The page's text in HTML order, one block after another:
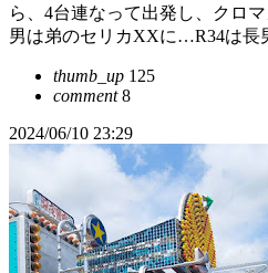
ら、4台連なって出発し、クロ
男は弟のセリカXXに…R34は長
thumb_up 125
comment8
2024/06/10 23:29